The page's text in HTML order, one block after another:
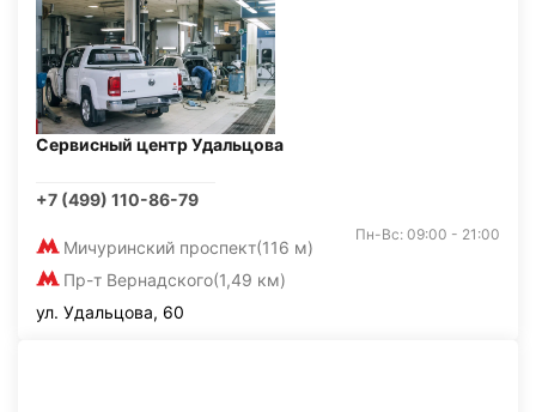
Сервисный центр Удальцова
+7 (499) 110-86-79
Мичуринский проспект(116 м)
Пр-т Вернадского(1,49 км)
Пн-Вс: 09:00 - 21:00
ул. Удальцова, 60